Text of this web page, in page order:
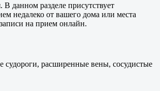
данном разделе присутствует
недалеко от вашего дома или места
на прием онлайн.
судороги, расширенные вены, сосудистые